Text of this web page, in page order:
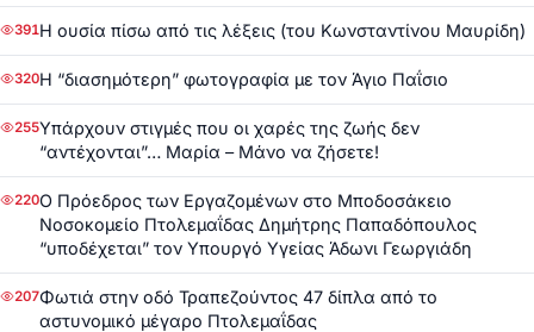
391Η ουσία πίσω από τις λέξεις (του Κωνσταντίνου Μαυρίδη)
320Η “διασημότερη” φωτογραφία με τον Άγιο Παΐσιο
255Υπάρχουν στιγμές που οι χαρές της ζωής δεν
“αντέχονται”… Μαρία – Μάνο να ζήσετε!
220Ο Πρόεδρος των Εργαζομένων στο Μποδοσάκειο
Νοσοκομείο Πτολεμαΐδας Δημήτρης Παπαδόπουλος
“υποδέχεται” τον Υπουργό Υγείας Άδωνι Γεωργιάδη
207Φωτιά στην οδό Τραπεζούντος 47 δίπλα από το
αστυνομικό μέγαρο Πτολεμαΐδας